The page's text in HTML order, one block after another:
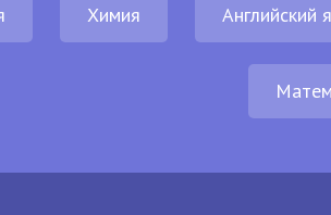
Химия Английский